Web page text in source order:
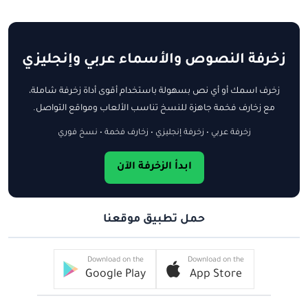
زخرفة النصوص والأسماء عربي وإنجليزي
زخرف اسمك أو أي نص بسهولة باستخدام أقوى أداة زخرفة شاملة،
مع زخارف فخمة جاهزة للنسخ تناسب الألعاب ومواقع التواصل.
زخرفة عربي • زخرفة إنجليزي • زخارف فخمة • نسخ فوري
ابدأ الزخرفة الآن
حمل تطبيق موقعنا
Download on the
App Store
Download on the
Google Play